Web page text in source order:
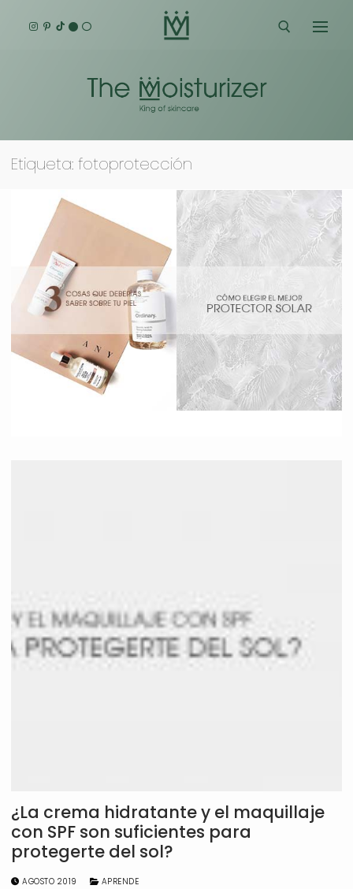
Buscar:
Etiqueta: fotoprotección
¿La crema hidratante y el maquillaje
con SPF son suficientes para
protegerte del sol?
AGOSTO 2019 APRENDE